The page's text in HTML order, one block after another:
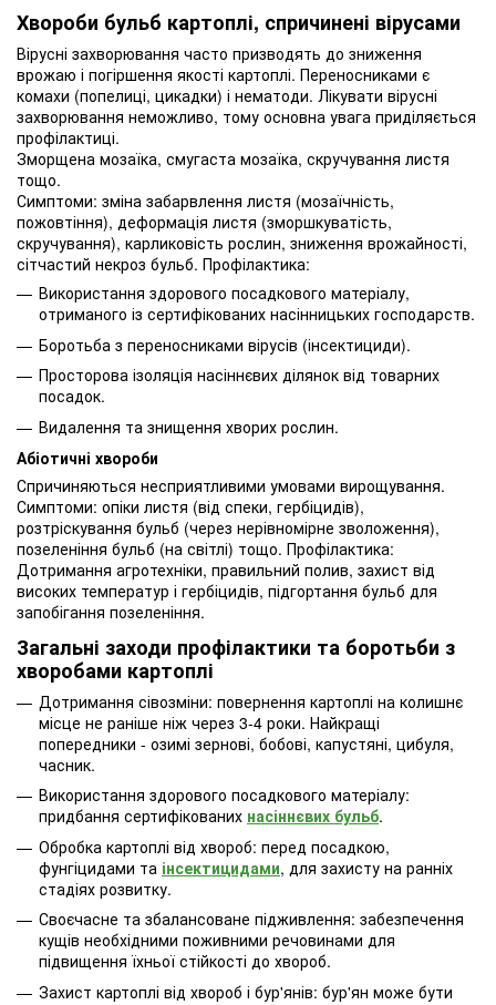
Хвороби бульб картоплі, спричинені вірусами
Вірусні захворювання часто призводять до зниження
врожаю і погіршення якості картоплі. Переносниками є
комахи (попелиці, цикадки) і нематоди. Лікувати вірусні
захворювання неможливо, тому основна увага приділяється
профілактиці.
Зморщена мозаїка, смугаста мозаїка, скручування листя
тощо.
Симптоми: зміна забарвлення листя (мозаїчність,
пожовтіння), деформація листя (зморшкуватість,
скручування), карликовість рослин, зниження врожайності,
сітчастий некроз бульб. Профілактика:
Використання здорового посадкового матеріалу,
отриманого із сертифікованих насінницьких господарств.
Боротьба з переносниками вірусів (інсектициди).
Просторова ізоляція насіннєвих ділянок від товарних
посадок.
Видалення та знищення хворих рослин.
Абіотичні хвороби
Спричиняються несприятливими умовами вирощування.
Симптоми: опіки листя (від спеки, гербіцидів),
розтріскування бульб (через нерівномірне зволоження),
позеленіння бульб (на світлі) тощо. Профілактика:
Дотримання агротехніки, правильний полив, захист від
високих температур і гербіцидів, підгортання бульб для
запобігання позеленіння.
Загальні заходи профілактики та боротьби з
хворобами картоплі
Дотримання сівозміни: повернення картоплі на колишнє
місце не раніше ніж через 3-4 роки. Найкращі
попередники - озимі зернові, бобові, капустяні, цибуля,
часник.
Використання здорового посадкового матеріалу:
придбання сертифікованих насіннєвих бульб.
Обробка картоплі від хвороб: перед посадкою,
фунгіцидами та інсектицидами, для захисту на ранніх
стадіях розвитку.
Своєчасне та збалансоване підживлення: забезпечення
кущів необхідними поживними речовинами для
підвищення їхньої стійкості до хвороб.
Захист картоплі від хвороб і бур'янів: бур'ян може бути